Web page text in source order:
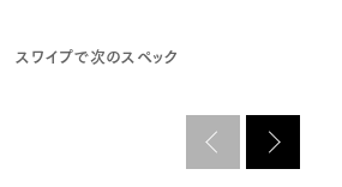
スワイプで次のスペック